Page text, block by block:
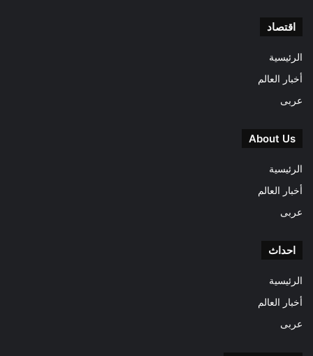
اقتصاد
الرئيسية
أخبار العالم
عربى
About Us
الرئيسية
أخبار العالم
عربى
احداث
الرئيسية
أخبار العالم
عربى